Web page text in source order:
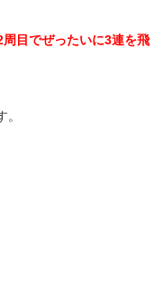
周目でぜったいに3連を飛